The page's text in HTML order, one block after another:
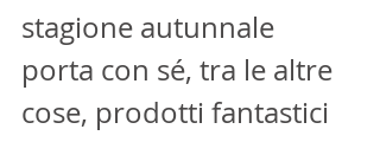
stagione autunnale
porta con sé, tra le altre
cose, prodotti fantastici